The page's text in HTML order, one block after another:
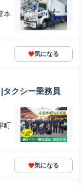
本
気になる
タクシー乗務員
町
気になる